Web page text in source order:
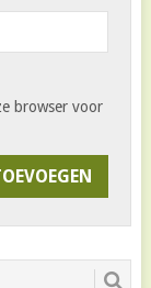
browser voor